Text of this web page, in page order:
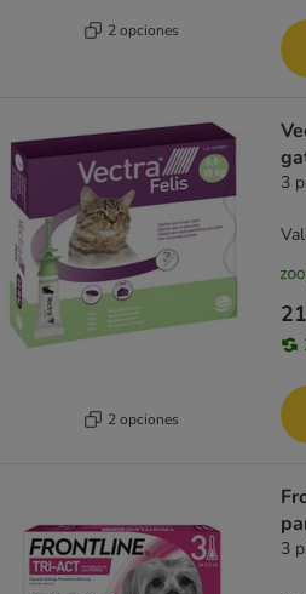
2 opciones
2 opciones
3
3